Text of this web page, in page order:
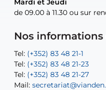
Mardi et Jeudi
de 09.00 à 11.30 ou sur
Nos
Tel: (+352) 83 48 21-1
Tel: (+352) 83 48 21-23
Tel: (+352) 83 48 21-27
Mail:
Mardi et Jeudi
de 09.00 à 11.30 ou sur
Tel: (+352) 83 48 21-20
Tel: (+352) 83 48 21-22
Mail:
Mail:
Mail:recette@vianden.lu
Tel:(+352) 83 48 21-31
Tel:Permanence (Fuite